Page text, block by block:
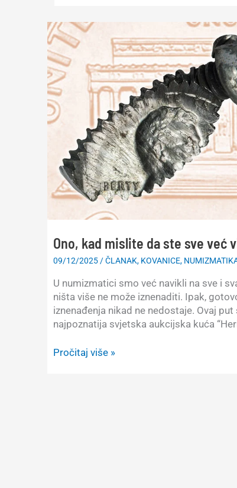
Ono, kad mislite da ste sve već
09/12/2025 /ČLANAK, KOVANICE,
U numizmatici smo već navikli na sve i
ništa više ne može iznenaditi. Ipak,
iznenađenja nikad ne nedostaje. Ovaj
najpoznatija svjetska aukcijska kuća
Ono,
Pročitaj više »